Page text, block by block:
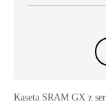
Kaseta SRAM GX z